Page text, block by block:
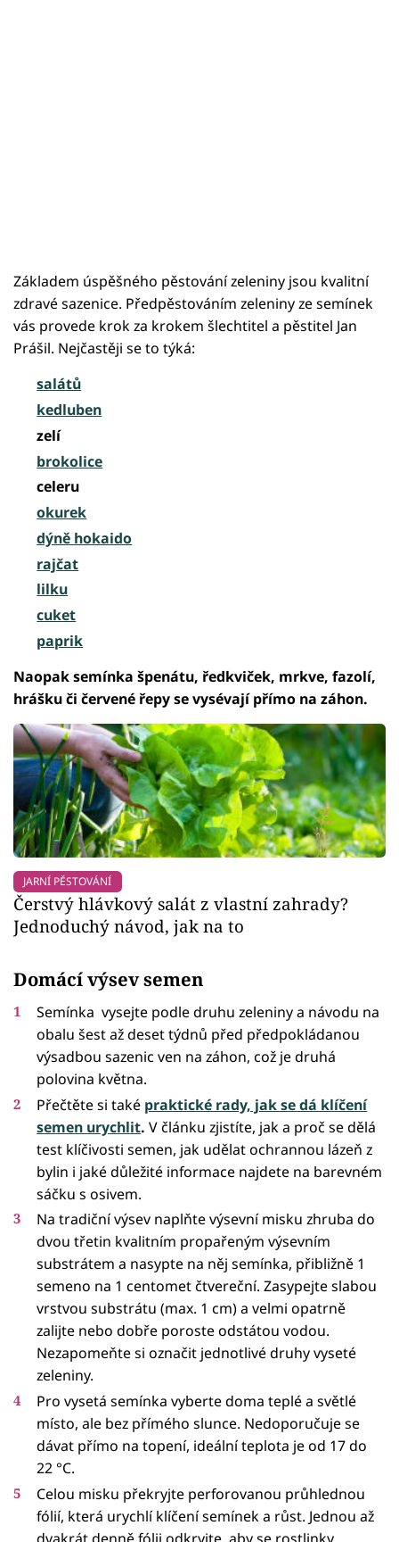
Základem úspěšného pěstování zeleniny jsou kvalitní
zdravé sazenice. Předpěstováním zeleniny ze semínek
vás provede krok za krokem šlechtitel a pěstitel Jan
Prášil. Nejčastěji se to týká:
salátů
kedluben
zelí
brokolice
celeru
okurek
dýně hokaido
rajčat
lilku
cuket
paprik
Naopak semínka špenátu, ředkviček, mrkve, fazolí,
hrášku či červené řepy se vysévají přímo na záhon.
JARNÍ PĚSTOVÁNÍ
Čerstvý hlávkový salát z vlastní zahrady?
Jednoduchý návod, jak na to
Domácí výsev semen
Semínka vysejte podle druhu zeleniny a návodu na
obalu šest až deset týdnů před předpokládanou
výsadbou sazenic ven na záhon, což je druhá
polovina května.
Přečtěte si také praktické rady, jak se dá klíčení
semen urychlit. V článku zjistíte, jak a proč se dělá
test klíčivosti semen, jak udělat ochrannou lázeň z
bylin i jaké důležité informace najdete na barevném
sáčku s osivem.
Na tradiční výsev naplňte výsevní misku zhruba do
dvou třetin kvalitním propařeným výsevním
substrátem a nasypte na něj semínka, přibližně 1
semeno na 1 centomet čtvereční. Zasypejte slabou
vrstvou substrátu (max. 1 cm) a velmi opatrně
zalijte nebo dobře poroste odstátou vodou.
Nezapomeňte si označit jednotlivé druhy vyseté
zeleniny.
Pro vysetá semínka vyberte doma teplé a světlé
místo, ale bez přímého slunce. Nedoporučuje se
dávat přímo na topení, ideální teplota je od 17 do
22 °C.
Celou misku překryjte perforovanou průhlednou
fólií, která urychlí klíčení semínek a růst. Jednou až